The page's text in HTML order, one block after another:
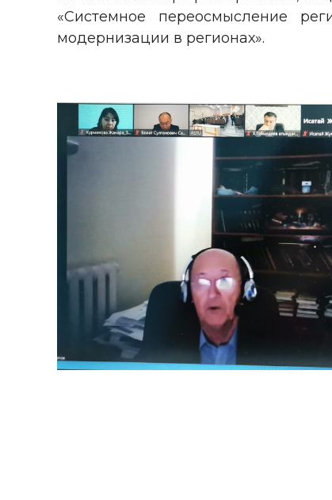
«Системное переосмысление
модернизации в регионах».